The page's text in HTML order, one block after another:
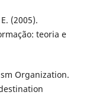
(2005).
teoria e
Organization.